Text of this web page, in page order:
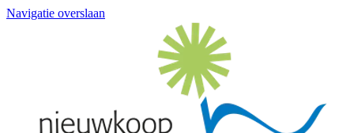
Navigatie overslaan